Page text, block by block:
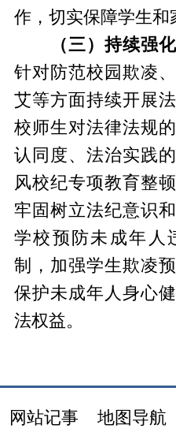
作，切实保障学生和
（三）持续强
针对防范校园欺凌
艾等方面持续开展
校师生对法律法规
认同度、法治实践
风校纪专项教育整
牢固树立法纪意识
学校预防未成年人
制，加强学生欺凌
保护未成年人身心
法权益。
网站记事 地图导航